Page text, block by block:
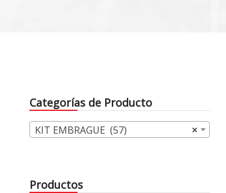
Categorías de Producto
×
KIT EMBRAGUE (57)
Productos